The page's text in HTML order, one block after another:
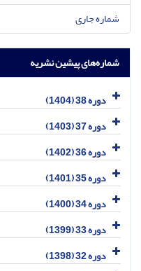
شماره جاری
شماره‌های پیشین نشریه
دوره 38 (1404)
دوره 37 (1403)
دوره 36 (1402)
دوره 35 (1401)
دوره 34 (1400)
دوره 33 (1399)
دوره 32 (1398)